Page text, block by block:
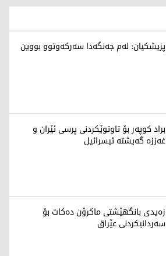
پزیشکیان: لەم جەنگەدا سەرکەوتوو بووین
براد کوپەر بۆ تاوتوێکردنی پرسی ئێران و
غەززە گەیشتە ئیسرائیل
زەیدی بانگهێشتی ماکرۆن دەکات بۆ
سەردانیکردنی عێراق